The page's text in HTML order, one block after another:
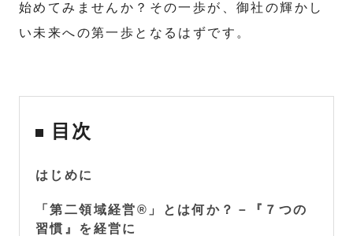
始めてみませんか？その一歩が、御社の輝かし
い未来への第一歩となるはずです。
目次
はじめに
「第二領域経営®」とは何か？－『７つの
習慣』を経営に